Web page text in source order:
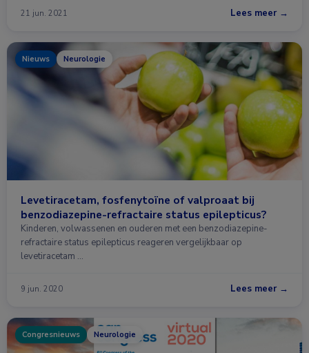
21 jun. 2021 Lees meer →
Nieuws Neurologie
Levetiracetam, fosfenytoïne of valproaat bij
benzodiazepine-refractaire status epilepticus?
Kinderen, volwassenen en ouderen met een benzodiazepine-
refractaire status epilepticus reageren vergelijkbaar op
levetiracetam …
9 jun. 2020 Lees meer →
Congresnieuws Neurologie